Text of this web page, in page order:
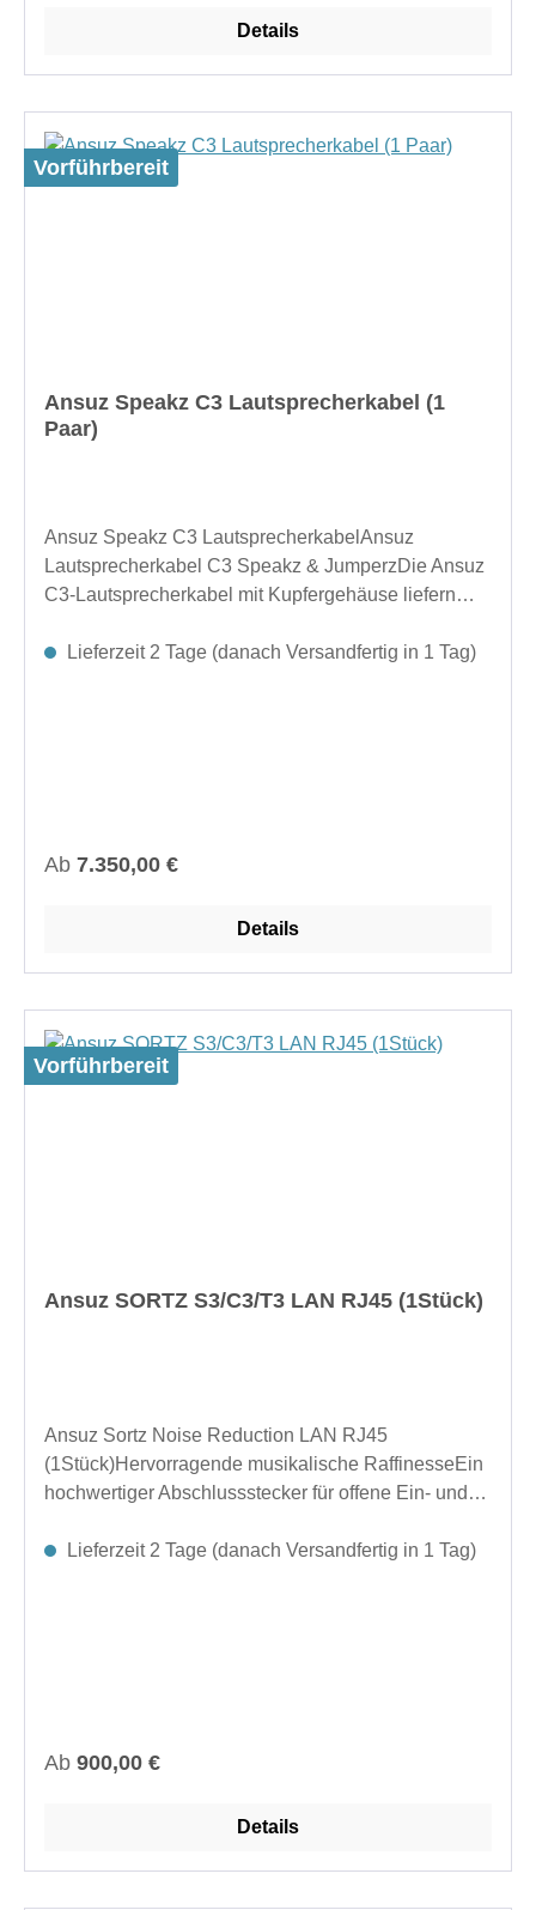
Details
Vorführbereit
Ansuz Speakz C3 Lautsprecherkabel (1
Paar)
Ansuz Speakz C3 LautsprecherkabelAnsuz
Lautsprecherkabel C3 Speakz & JumperzDie Ansuz
C3-Lautsprecherkabel mit Kupfergehäuse liefern
so für eine außergewöhnliche
Lieferzeit 2 Tage (danach Versandfertig in 1 Tag)
Regulärer Preis:
Ab 7.350,00 €
Details
Vorführbereit
Ansuz SORTZ S3/C3/T3 LAN RJ45 (1Stück)
Ansuz Sortz Noise Reduction LAN RJ45
(1Stück)Hervorragende musikalische RaffinesseEin
hochwertiger Abschlussstecker für offene Ein- und
Entwickelt für hervorragende Rauschunterdrückung.
USB oder LAN
Lieferzeit 2 Tage (danach Versandfertig in 1 Tag)
Regulärer Preis:
Ab 900,00 €
Details